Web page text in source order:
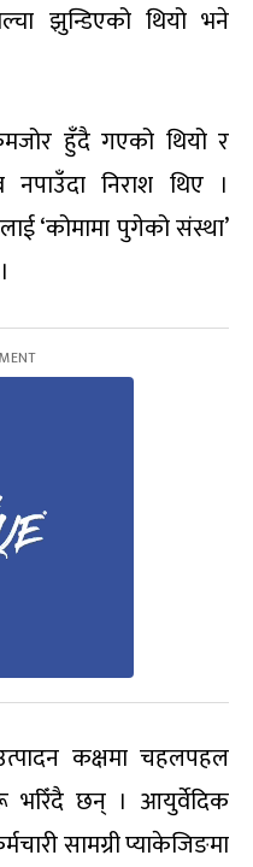
झुन्डिएको थियो भने
हुँदै गएको थियो र
नपाउँदा निराश थिए ।
‘कोमामा पुगेको संस्था’
कक्षमा चहलपहल
भरिँदै छन् । आयुर्वेदिक
सामग्री प्याकेजिङमा